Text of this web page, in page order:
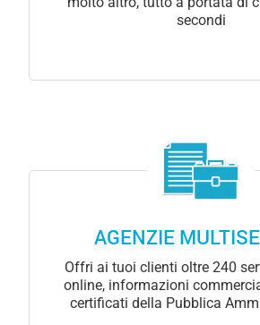
secondi
AGENZIE
Offri ai tuoi clienti oltre 240
online, informazioni
certificati della Pubblica